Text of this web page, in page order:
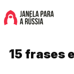
15 frases